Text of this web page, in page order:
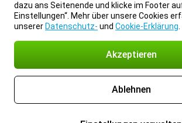
dazu ans Seitenende und klicke im Footer
Einstellungen“. Mehr über unsere Cookies
unserer Datenschutz- und Cookie-Erklärung
Akzeptieren
Ablehnen